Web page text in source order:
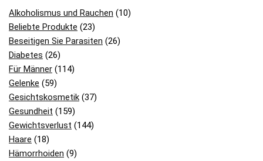
Alkoholismus und Rauchen (10)
Beliebte Produkte (23)
Beseitigen Sie Parasiten (26)
Diabetes (26)
Für Männer (114)
Gelenke (59)
Gesichtskosmetik (37)
Gesundheit (159)
Gewichtsverlust (144)
Haare (18)
Hämorrhoiden (9)